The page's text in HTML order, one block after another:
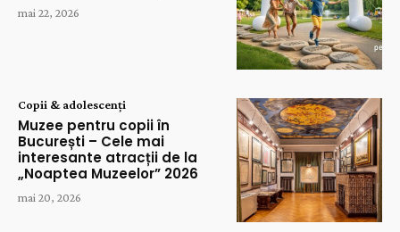
mai 22, 2026
Copii & adolescenți
Muzee pentru copii în
București – Cele mai
interesante atracții de la
„Noaptea Muzeelor” 2026
mai 20, 2026